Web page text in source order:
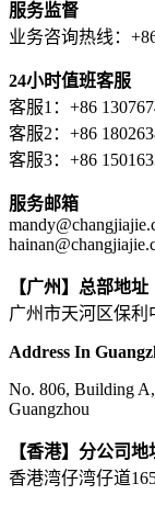
服务监督
业务咨询热线：
24小时值班客服
客服1：+86
客服2：+86
客服3：+86
服务邮箱
【广州】总部地址
广州市天河区保利
Address In
No. 806, Building
Guangzhou
【香港】分公司地
香港湾仔湾仔道